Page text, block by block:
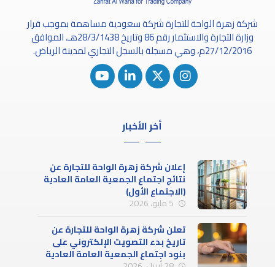
شركة زهرة الواحة للتجارة شركة سعودية مساهمة بموجب قرار
وزارة التجارة والاستثمار رقم 86 وتاريخ 28/3/1438هـ، الموافق
27/12/2016م، وهي مسجلة بالسجل التجاري لمدينة الرياض.
أخر الأخبار
إعلان شركة زهرة الواحة للتجارة عن
نتائج اجتماع الجمعية العامة العادية
(الاجتماع الأول)
5 مايو، 2026
تعلن شركة زهرة الواحة للتجارة عن
تاريخ بدء التصويت الإلكتروني على
بنود اجتماع الجمعية العامة العادية